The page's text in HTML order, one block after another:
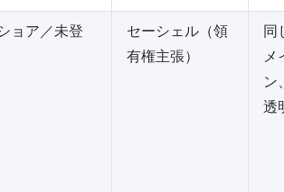
ョア／未登
セーシェル（領
有権主張）
同
メ
ン
透